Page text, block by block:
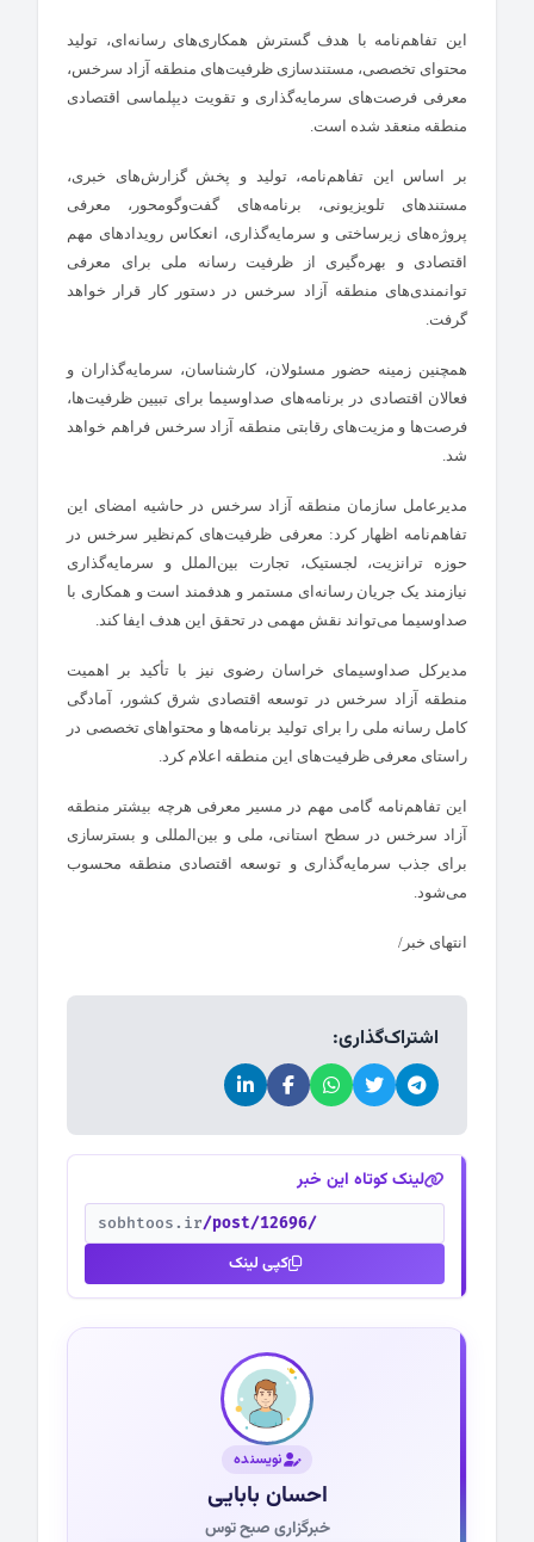
این تفاهم‌نامه با هدف گسترش همکاری‌های رسانه‌ای، تولید
محتوای تخصصی، مستندسازی ظرفیت‌های منطقه آزاد سرخس،
معرفی فرصت‌های سرمایه‌گذاری و تقویت دیپلماسی اقتصادی
منطقه منعقد شده است.
بر اساس این تفاهم‌نامه، تولید و پخش گزارش‌های خبری،
مستندهای تلویزیونی، برنامه‌های گفت‌وگومحور، معرفی
پروژه‌های زیرساختی و سرمایه‌گذاری، انعکاس رویدادهای مهم
اقتصادی و بهره‌گیری از ظرفیت رسانه ملی برای معرفی
توانمندی‌های منطقه آزاد سرخس در دستور کار قرار خواهد
گرفت.
همچنین زمینه حضور مسئولان، کارشناسان، سرمایه‌گذاران و
فعالان اقتصادی در برنامه‌های صداوسیما برای تبیین ظرفیت‌ها،
فرصت‌ها و مزیت‌های رقابتی منطقه آزاد سرخس فراهم خواهد
شد.
مدیرعامل سازمان منطقه آزاد سرخس در حاشیه امضای این
تفاهم‌نامه اظهار کرد: معرفی ظرفیت‌های کم‌نظیر سرخس در
حوزه ترانزیت، لجستیک، تجارت بین‌الملل و سرمایه‌گذاری
نیازمند یک جریان رسانه‌ای مستمر و هدفمند است و همکاری با
صداوسیما می‌تواند نقش مهمی در تحقق این هدف ایفا کند.
مدیرکل صداوسیمای خراسان رضوی نیز با تأکید بر اهمیت
منطقه آزاد سرخس در توسعه اقتصادی شرق کشور، آمادگی
کامل رسانه ملی را برای تولید برنامه‌ها و محتواهای تخصصی در
راستای معرفی ظرفیت‌های این منطقه اعلام کرد.
این تفاهم‌نامه گامی مهم در مسیر معرفی هرچه بیشتر منطقه
آزاد سرخس در سطح استانی، ملی و بین‌المللی و بسترسازی
برای جذب سرمایه‌گذاری و توسعه اقتصادی منطقه محسوب
می‌شود.
انتهای خبر/
اشتراک‌گذاری:
لینک کوتاه این خبر
sobhtoos.ir/post/12696/
کپی لینک
نویسنده
احسان بابایی
خبرگزاری صبح توس